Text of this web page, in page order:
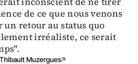
de ce que nous venons
retour au status quo
irréaliste, ce serait
Thibault Muzergues